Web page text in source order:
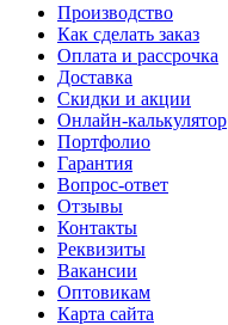
Производство
Как сделать заказ
Оплата и рассрочка
Доставка
Скидки и акции
Онлайн-калькулятор
Портфолио
Гарантия
Вопрос-ответ
Отзывы
Контакты
Реквизиты
Вакансии
Оптовикам
Карта сайта